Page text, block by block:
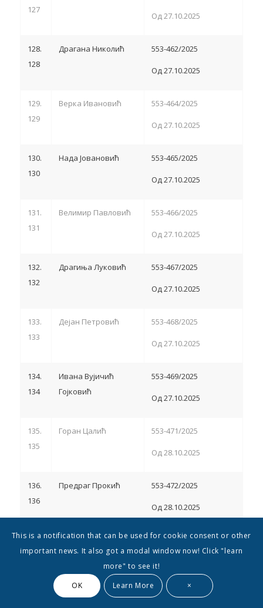
127
Од 27.10.2025
128.
128
Драгана Николић 553-462/2025
Од 27.10.2025
129.
129
Верка Ивановић 553-464/2025
Од 27.10.2025
130.
130
Нада Јовановић 553-465/2025
Од 27.10.2025
131.
131
Велимир Павловић 553-466/2025
Од 27.10.2025
132.
132
Драгиња Луковић 553-467/2025
Од 27.10.2025
133.
133
Дејан Петровић 553-468/2025
Од 27.10.2025
134.
134
Ивана Вујичић
Гојковић
553-469/2025
Од 27.10.2025
135.
135
Горан Цалић 553-471/2025
Од 28.10.2025
136.
136
Предраг Прокић 553-472/2025
Од 28.10.2025
137.
137
Томислав
Сремчевић
553-474/2025
Од 28.10.2025
Слободан Васић 553-475/2025
This is a notification that can be used for cookie consent or other
important news. It also got a modal window now! Click "learn
more" to see it!
OK
Learn More ×